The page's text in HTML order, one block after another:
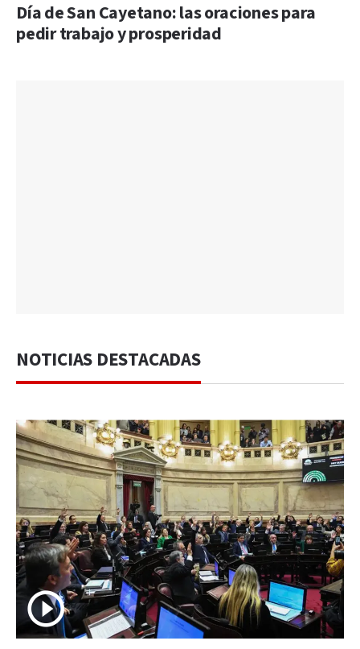
Día de San Cayetano: las oraciones para
pedir trabajo y prosperidad
NOTICIAS DESTACADAS